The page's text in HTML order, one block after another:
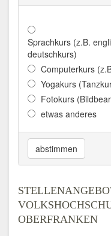
Sprachkurs (z.B.
deutschkurs)
Computerkurs
Yogakurs
Fotokurs
etwas anderes
abstimmen
OBERFRANKEN